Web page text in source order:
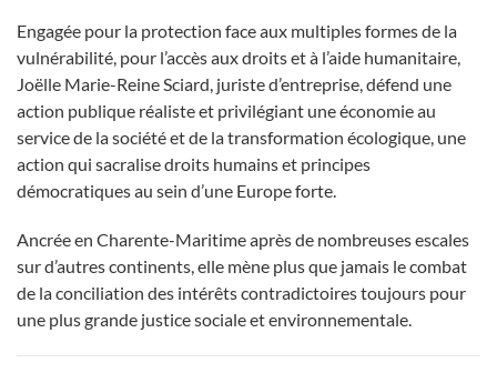
Engagée pour la protection face aux multiples formes de la
vulnérabilité, pour l’accès aux droits et à l’aide humanitaire,
Joëlle Marie-Reine Sciard, juriste d’entreprise, défend une
action publique réaliste et privilégiant une économie au
service de la société et de la transformation écologique, une
action qui sacralise droits humains et principes
démocratiques au sein d’une Europe forte.
Ancrée en Charente-Maritime après de nombreuses escales
sur d’autres continents, elle mène plus que jamais le combat
de la conciliation des intérêts contradictoires toujours pour
une plus grande justice sociale et environnementale.